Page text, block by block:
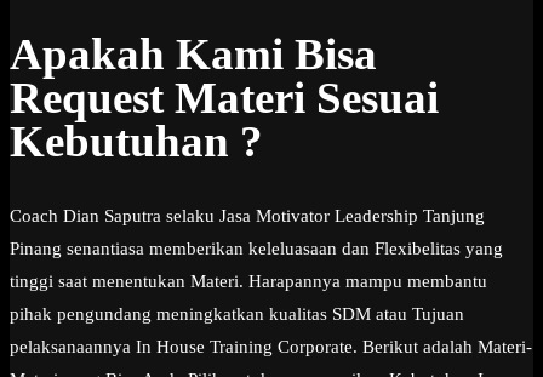
Apakah Kami Bisa
Request Materi Sesuai
Kebutuhan ?
Coach Dian Saputra selaku Jasa Motivator Leadership Tanjung
Pinang senantiasa memberikan keleluasaan dan Flexibelitas yang
tinggi saat menentukan Materi. Harapannya mampu membantu
pihak pengundang meningkatkan kualitas SDM atau Tujuan
pelaksanaannya In House Training Corporate. Berikut adalah Materi-